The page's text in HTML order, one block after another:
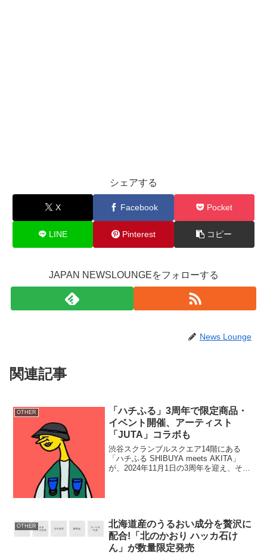
シェアする
X Facebook Pocket
LINE Pinterest コピー
JAPAN NEWSLOUNGEをフォローする
News Lounge
関連記事
OTHER
「ハチふる」3周年で限定商品・
イベント開催、アーティスト
「JUTA」コラボも
渋谷スクランブルスクエア14階にある
「ハチふる SHIBUYA meets AKITA」
が、2024年11月1日の3周年を迎え、それ
OTHER
北海道産のうるおい成分を贅沢に
配合!「北のかおり ハッカ石け
ん」が数量限定発売